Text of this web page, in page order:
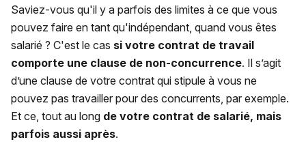
Saviez-vous qu'il y a parfois des limites à ce que vous
pouvez faire en tant qu'indépendant, quand vous êtes
salarié ? C'est le cas si votre contrat de travail
comporte une clause de non-concurrence. Il s’agit
d’une clause de votre contrat qui stipule à vous ne
pouvez pas travailler pour des concurrents, par exemple.
Et ce, tout au long de votre contrat de salarié, mais
parfois aussi après.